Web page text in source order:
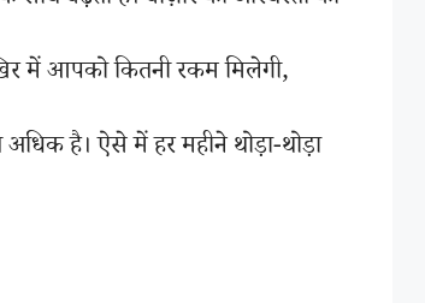
में आपको कितनी रकम मिलेगी,
है। ऐसे में हर महीने थोड़ा-थोड़ा